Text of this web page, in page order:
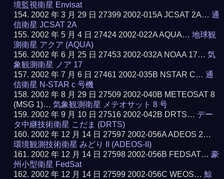
境監視衛星 Envisat
2002 年 3 月 29 日 27399 2002-015A JCSAT 2A…通
信衛星 JCSAT 2A
2002 年 5 月 4 日 27424 2002-022A AQUA…地球観
測衛星 アクア (AQUA)
2002 年 6 月 25 日 27453 2002-032A NOAA 17…気
象観測衛星 ノア 17
2002 年 7 月 6 日 27461 2002-035B NSTAR C…通
信衛星 N-STAR c 号機
2002 年 8 月 29 日 27509 2002-040B METEOSAT 8
(MSG 1)…気象観測衛星 メテオサット 8 号
2002 年 9 月 10 日 27516 2002-042B DRTS… デー
タ中継技術衛星 こだま (DRTS)
2002 年 12 月 14 日 27597 2002-056A ADEOS 2…
環境観測技術衛星 みどり II (ADEOS-II)
2002 年 12 月 14 日 27598 2002-056B FEDSAT…豪
州小型衛星 FedSat
2002 年 12 月 14 日 27599 2002-056C WEOS…鯨